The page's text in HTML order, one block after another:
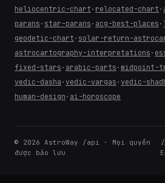
heliocentric-chart · relocated-chart ·
parans · star-parans · acg-best-places ·
geodetic-chart · solar-return-
astrocartography-interpretations ·
fixed-stars · arabic-parts · midpoint-
vedic-dasha · vedic-vargas · vedic-
human-design · ai-horoscope
© 2026 AstroWay /api · Mọi quyền
được bảo lưu